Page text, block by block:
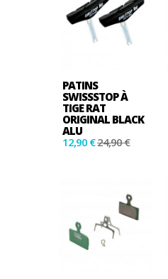
PATINS
SWISSSTOP À
TIGE RAT
ORIGINAL BLACK
ALU
12,90 €24,90 €